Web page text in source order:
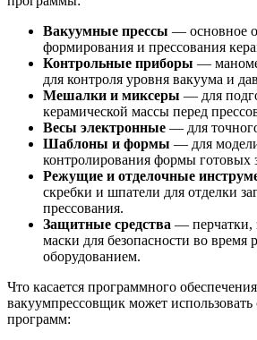
Вакуумные прессы — основное
формирования и прессования
Контрольные приборы —
для контроля уровня вакуума и
Мешалки и миксеры — для
керамической массы перед
Весы электронные — для
Шаблоны и формы — для
контролирования формы готовых
Режущие и отделочные
скребки и шпатели для отделки
прессования.
Защитные средства — перчатки,
маски для безопасности во
оборудованием.
Что касается программного
вакуумпрессовщик может
программ: